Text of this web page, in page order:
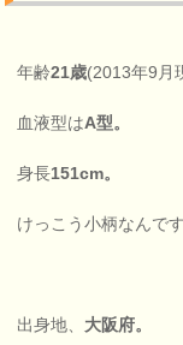
年齢21歳(2013年9月
血液型はA型。
身長151cm。
けっこう小柄なんです
出身地、 大阪府。